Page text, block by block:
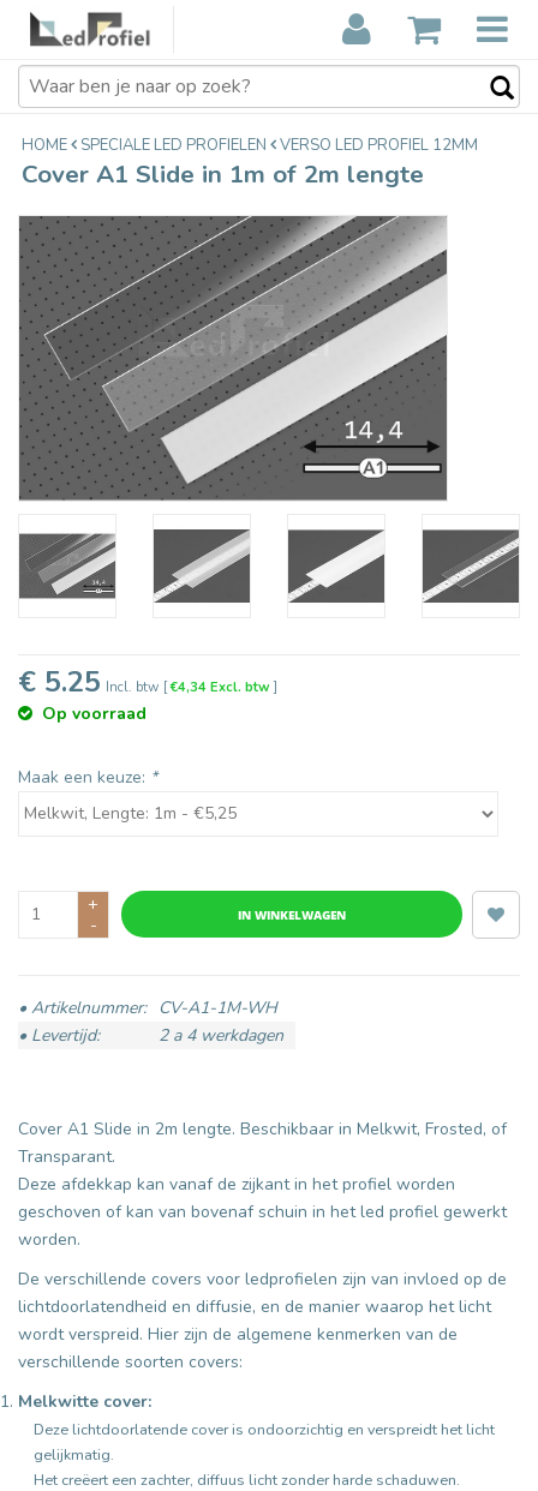
Cover A1 Slide in 1m of 2m lengte
€5,25
HOME SPECIALE LED PROFIELEN VERSO LED PROFIEL 12MM
Cover A1 Slide in 1m of 2m lengte
€ 5.25 Incl. btw [€4,34 Excl. btw]
Op voorraad
Maak een keuze: *
+
-
IN WINKELWAGEN
• Artikelnummer:
CV-A1-1M-WH
• Levertijd:
2 a 4 werkdagen
Cover A1 Slide in 2m lengte. Beschikbaar in Melkwit, Frosted, of
Transparant.
Deze afdekkap kan vanaf de zijkant in het profiel worden
geschoven of kan van bovenaf schuin in het led profiel gewerkt
worden.
De verschillende covers voor ledprofielen zijn van invloed op de
lichtdoorlatendheid en diffusie, en de manier waarop het licht
wordt verspreid. Hier zijn de algemene kenmerken van de
verschillende soorten covers:
Melkwitte cover:
Deze lichtdoorlatende cover is ondoorzichtig en verspreidt het licht
gelijkmatig.
Het creëert een zachter, diffuus licht zonder harde schaduwen.